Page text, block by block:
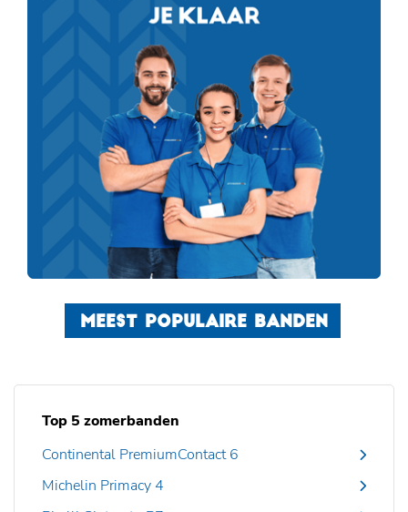
MEEST POPULAIRE BANDEN
Top 5 zomerbanden
Continental PremiumContact 6
Michelin Primacy 4